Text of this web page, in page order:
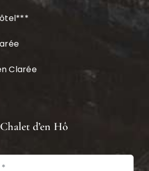
Clarée
d’en Hô